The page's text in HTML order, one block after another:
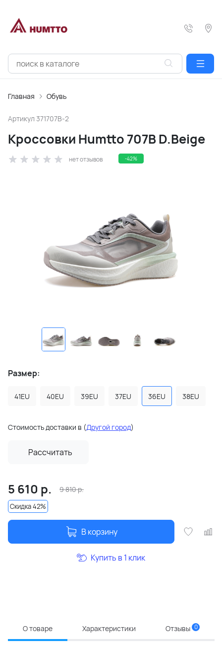
Главная Обувь
Артикул 371707B-2
Кроссовки Humtto 707B D.Beige
нет отзывов -42%
Размер:
41EU 40EU 39EU 37EU 36EU 38EU
Стоимость доставки в (Другой город)
Рассчитать
5 610 р. 9 810р.
Скидка 42%
В корзину
Купить в 1 клик
О товаре Характеристики Отзывы 0